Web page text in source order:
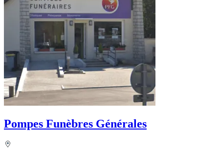
Pompes Funèbres Générales